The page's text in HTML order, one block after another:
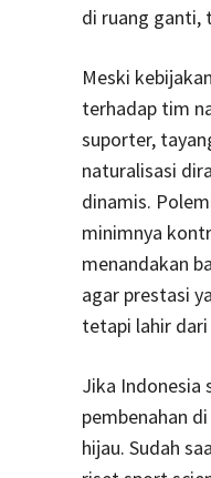
di ruang ganti,
Meski
terhadap tim
suporter,
naturalisasi
dinamis.
minimnya
menandakan
agar prestasi
tetapi lahir
Jika Indonesia
pembenahan
hijau. Sudah